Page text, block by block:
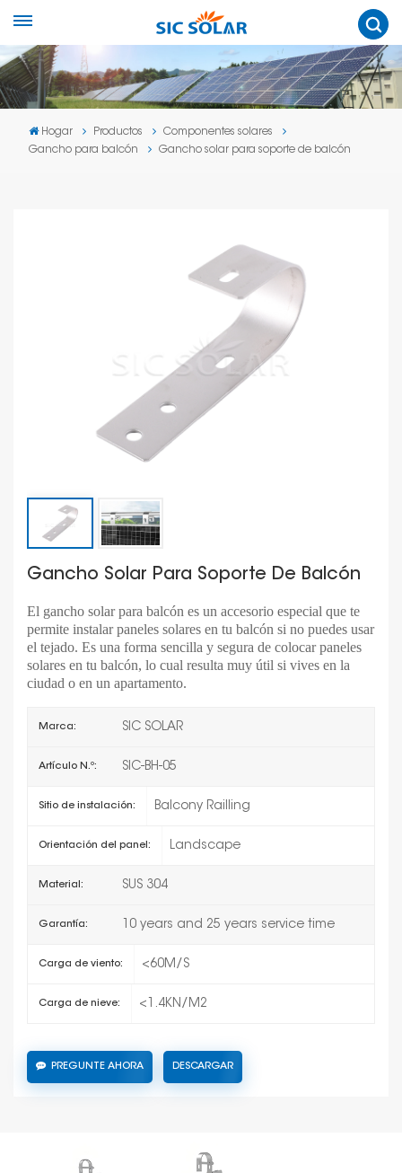
Hogar Productos
Componentes solares
Gancho para balcón
Gancho solar para soporte de balcón
Gancho Solar Para Soporte De Balcón
El gancho solar para balcón es un accesorio especial que te
permite instalar paneles solares en tu balcón si no puedes usar
el tejado. Es una forma sencilla y segura de colocar paneles
solares en tu balcón, lo cual resulta muy útil si vives en la
ciudad o en un apartamento.
Marca: SIC SOLAR
Artículo N.º: SIC-BH-05
Sitio de instalación: Balcony Railling
Orientación del panel: Landscape
Material: SUS 304
Garantía: 10 years and 25 years service time
Carga de viento: <60M/S
Carga de nieve: <1.4KN/M2
PREGUNTE AHORA DESCARGAR